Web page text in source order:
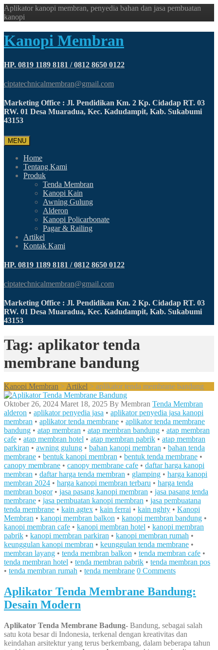
Aplikator kanopi membran, penyedia bahan dan jasa pembuatan
kanopi
Kanopi Membran
HP. 0819 1189 8181 / 0812 8650 0122
ciptatechnicalmembran@gmail.com
Marketing Office : Jl. Pendidikan Km. 2 Kp. Cidadap RT. 03
RW. 01 Desa Muaradua, Kec. Kadudampit, Kab. Sukabumi
43153
MENU
Home
Tentang Kami
Produk
Tenda Membran
Kanopi Kain
Awning Gulung
Alderon
Kanopi Policarbonate
Pagar & Railing
Artikel
Kontak Kami
HP. 0819 1189 8181 / 0812 8650 0122
ciptatechnicalmembran@gmail.com
Marketing Office : Jl. Pendidikan Km. 2 Kp. Cidadap RT. 03
RW. 01 Desa Muaradua, Kec. Kadudampit, Kab. Sukabumi
43153
Tag: aplikator tenda
membrane bandung
Kanopi Membran > Artikel > aplikator tenda membrane bandung
Oktober 26, 2024 Maret 18, 2025 By Membran Tenda Membran
alderon • aplikator penyedia jasa • aplikator penyedia jasa kanopi
membran • aplikator tenda membrane • aplikator tenda membrane
bandung • atap membran • atap membran bandung • atap membran
cafe • atap membran hotel • atap membran pabrik • atap membran
parkiran • awning gulung • bahan kanopi membran • bahan tenda
membrane • bentuk kanopi membran • bentuk tenda membrane •
canopy membrane • canopy membrane cafe • daftar harga kanopi
membran • daftar harga tenda membran • glamping • harga kanopi
membran 2024 • harga kanopi membran terbaru • harga tenda
membran bogor• jasa pasang kanopi membran • jasa pasang tenda
membrane • jasa pembuatan kanopi membran • jasa pembuatana
tenda membrane • kain agtex • kain ferrai • kain nghty • Kanopi
Membran • kanopi membran balkon • kanopi membran bandung •
kanopi membran cafe • kanopi membran hotel • kanopi membran
pabrik • kanopi membran parkiran • kanopi membran rumah •
keunggulan kanopi membran • keunggulan tenda membrane •
membran layang • tenda membran balkon • tenda membran cafe •
tenda membran hotel • tenda membran pabrik • tenda membran pos
• tenda membran rumah • tenda membrane 0 Comments
Aplikator Tenda Membrane Bandung:
Desain Modern
Aplikator Tenda Membrane Badung- Bandung, sebagai salah
satu kota besar di Indonesia, terkenal dengan kreativitas dan
keindahan arsitektur yang terus berkembang, dalam beberapa tahun